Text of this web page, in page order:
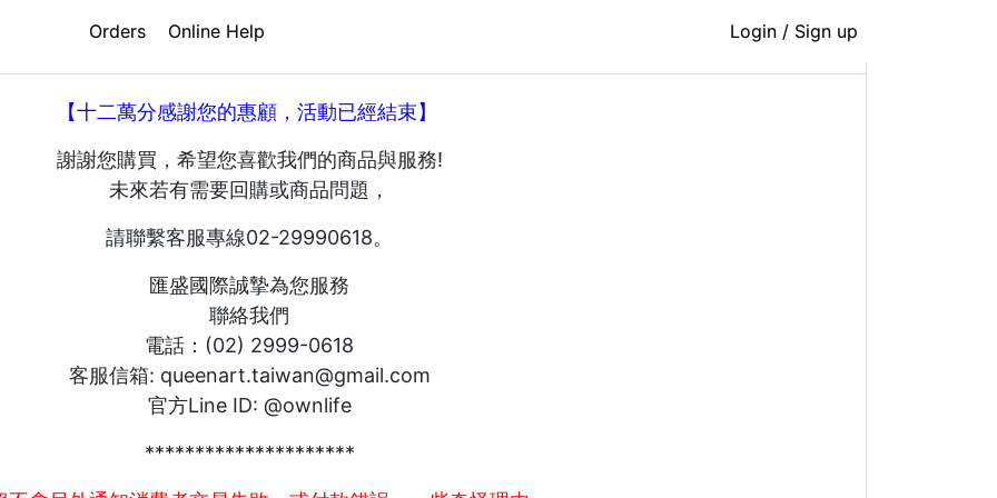
Orders Online Help Login / Sign up
日本精選禮盒團A01
【十二萬分感謝您的惠顧，活動已經結束】
謝謝您購買，希望您喜歡我們的商品與服務!
未來若有需要回購或商品問題，
請聯繫客服專線02-29990618。
匯盛國際誠摯為您服務
聯絡我們
電話：(02) 2999-0618
客服信箱: queenart.taiwan@gmail.com
官方Line ID: @ownlife
*********************